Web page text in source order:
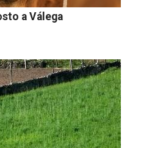
a Válega